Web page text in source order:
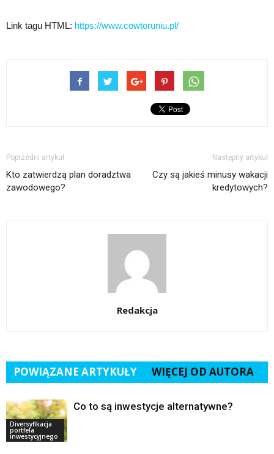
Link tagu HTML: https://www.cowtoruniu.pl/
Poprzedni artykuł
Kto zatwierdzą plan doradztwa
zawodowego?
Następny artykuł
Czy są jakieś minusy wakacji
kredytowych?
Redakcja
POWIĄZANE ARTYKUŁY WIĘCEJ OD AUTORA
Diversyfikacja
portfela
inwestycyjnego
Co to są inwestycje alternatywne?